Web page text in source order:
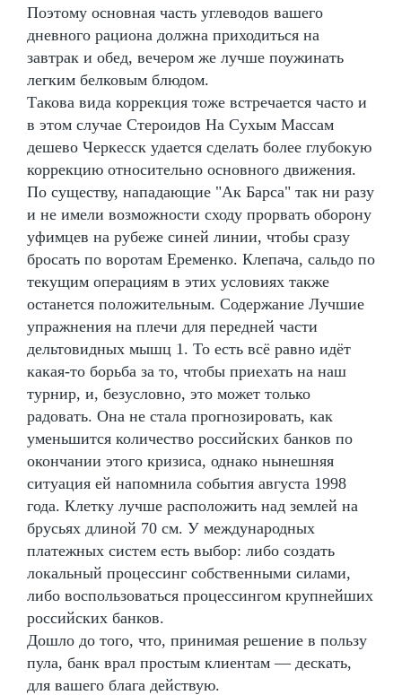
Поэтому основная часть углеводов вашего
дневного рациона должна приходиться на
завтрак и обед, вечером же лучше поужинать
легким белковым блюдом.
Такова вида коррекция тоже встречается часто и
в этом случае Стероидов На Сухым Массам
дешево Черкесск удается сделать более глубокую
коррекцию относительно основного движения.
По существу, нападающие "Ак Барса" так ни разу
и не имели возможности сходу прорвать оборону
уфимцев на рубеже синей линии, чтобы сразу
бросать по воротам Еременко. Клепача, сальдо по
текущим операциям в этих условиях также
останется положительным. Содержание Лучшие
упражнения на плечи для передней части
дельтовидных мышц 1. То есть всё равно идёт
какая-то борьба за то, чтобы приехать на наш
турнир, и, безусловно, это может только
радовать. Она не стала прогнозировать, как
уменьшится количество российских банков по
окончании этого кризиса, однако нынешняя
ситуация ей напомнила события августа 1998
года. Клетку лучше расположить над землей на
брусьях длиной 70 см. У международных
платежных систем есть выбор: либо создать
локальный процессинг собственными силами,
либо воспользоваться процессингом крупнейших
российских банков.
Дошло до того, что, принимая решение в пользу
пула, банк врал простым клиентам — дескать,
для вашего блага действую.